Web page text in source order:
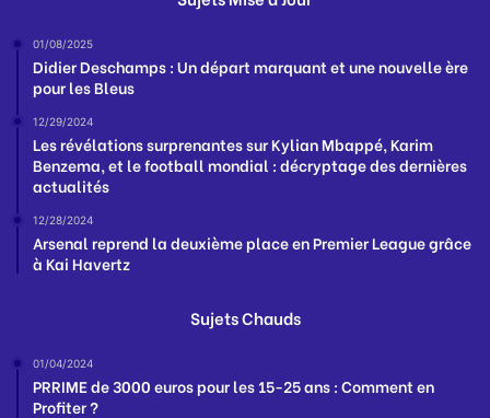
01/08/2025
Didier Deschamps : Un départ marquant et une nouvelle ère
pour les Bleus
12/29/2024
Les révélations surprenantes sur Kylian Mbappé, Karim
Benzema, et le football mondial : décryptage des dernières
actualités
12/28/2024
Arsenal reprend la deuxième place en Premier League grâce
à Kai Havertz
Sujets Chauds
01/04/2024
PRRIME de 3000 euros pour les 15-25 ans : Comment en
Profiter ?